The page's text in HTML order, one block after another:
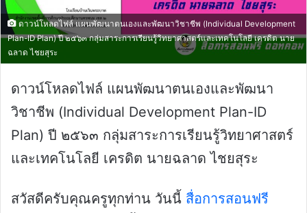
ดาวน์โหลดไฟล์ แผนพัฒนาตนเองและพัฒนาวิชาชีพ (Individual Development
Plan-ID Plan) ปี ๒๕๖๓ กลุ่มสาระการเรียนรู้วิทยาศาสตร์และเทคโนโลยี เครดิต นาย
ฉลาด ไชยสุระ
ดาวน์โหลดไฟล์ แผนพัฒนาตนเองและพัฒนา
วิชาชีพ (Individual Development Plan-ID
Plan) ปี ๒๕๖๓ กลุ่มสาระการเรียนรู้วิทยาศาสตร์
และเทคโนโลยี เครดิต นายฉลาด ไชยสุระ
สวัสดีครับคุณครูทุกท่าน วันนี้ สื่อการสอนฟรี